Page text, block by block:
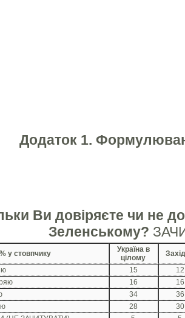
Додаток 1.
Ви довіряєте чи не
Зеленському?
% у стовпчику
Україна в
цілому
Захід
15
12
16
16
34
36
28
30